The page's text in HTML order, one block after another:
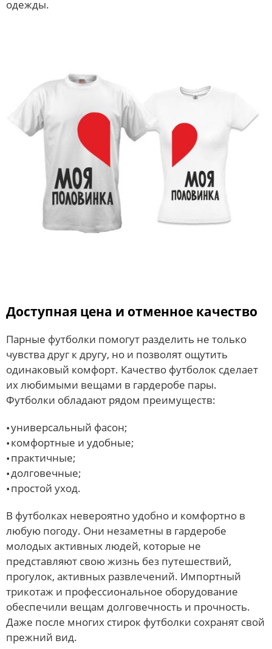
одежды.
Доступная цена и отменное качество
Парные футболки помогут разделить не только
чувства друг к другу, но и позволят ощутить
одинаковый комфорт. Качество футболок сделает
их любимыми вещами в гардеробе пары.
Футболки обладают рядом преимуществ:
универсальный фасон;
комфортные и удобные;
практичные;
долговечные;
простой уход.
В футболках невероятно удобно и комфортно в
любую погоду. Они незаметны в гардеробе
молодых активных людей, которые не
представляют свою жизнь без путешествий,
прогулок, активных развлечений. Импортный
трикотаж и профессиональное оборудование
обеспечили вещам долговечность и прочность.
Даже после многих стирок футболки сохранят свой
прежний вид.